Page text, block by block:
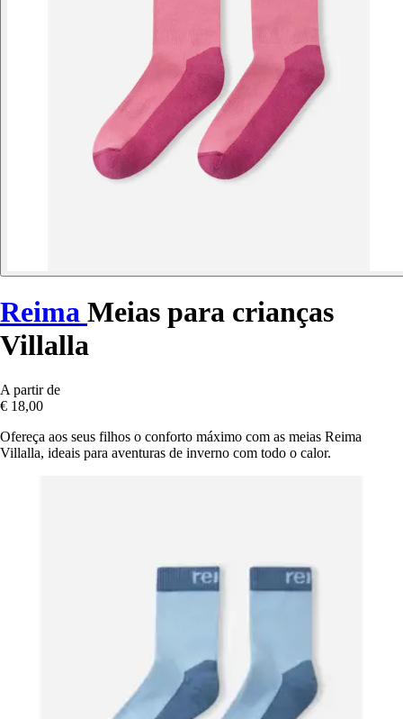
Reima Meias para crianças
Villalla
A partir de
€ 18,00
Ofereça aos seus filhos o conforto máximo com as meias Reima
Villalla, ideais para aventuras de inverno com todo o calor.